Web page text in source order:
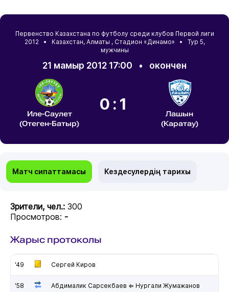
Первенство Казахстана по футболу среди клубов Первой лиги
2012 • Казахстан, Алматы , Стадион «Динамо» • Тур 5,
мужчины
21 мамыр 2012 17:00 • окончен
Иле-Саулет
(Отеген-Батыр)
0:1
Лашын
(Каратау)
Матч сипаттамасы Кездесулердің тарихы
Зрители, чел.: 300
Просмотров: -
Жарыс протоколы
'49 Сергей Киров
'58 Абдималик Сарсекбаев ⇐ Нургали Жумажанов